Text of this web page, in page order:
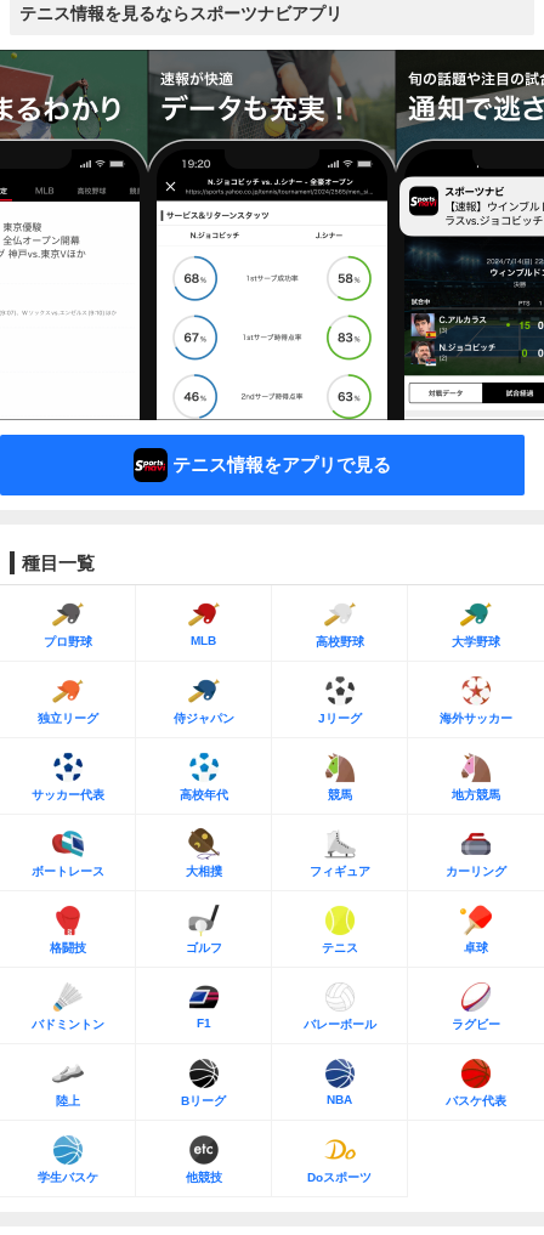
テニス情報を見るならスポーツナビアプリ
テニス情報をアプリで見る
種目一覧
プロ野球 MLB 高校野球 大学野球
独立リーグ 侍ジャパン Jリーグ 海外サッカー
サッカー代表 高校年代 競馬 地方競馬
ボートレース 大相撲 フィギュア カーリング
格闘技 ゴルフ テニス 卓球
バドミントン F1 バレーボール ラグビー
陸上 Bリーグ NBA バスケ代表
学生バスケ 他競技 Doスポーツ